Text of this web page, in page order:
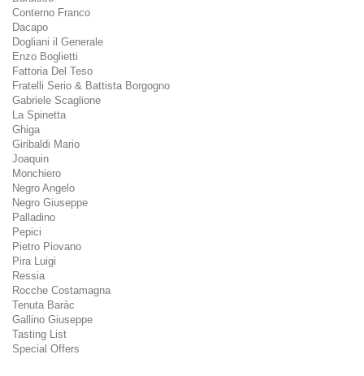
Conterno Franco
Dacapo
Dogliani il Generale
Enzo Boglietti
Fattoria Del Teso
Fratelli Serio & Battista Borgogno
Gabriele Scaglione
La Spinetta
Ghiga
Giribaldi Mario
Joaquin
Monchiero
Negro Angelo
Negro Giuseppe
Palladino
Pepici
Pietro Piovano
Pira Luigi
Ressia
Rocche Costamagna
Tenuta Baràc
Gallino Giuseppe
Tasting List
Special Offers